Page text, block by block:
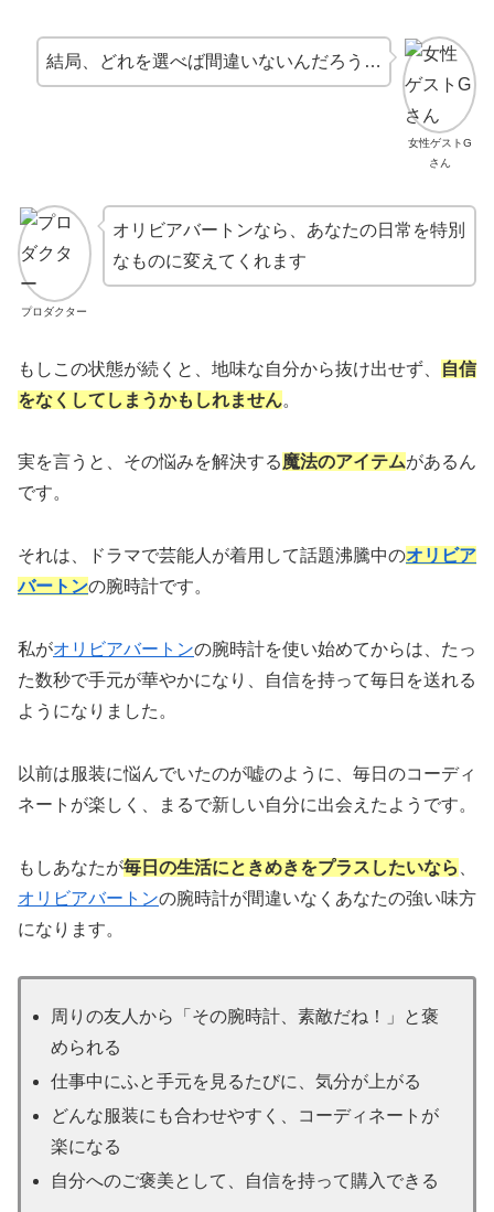
女性ゲストG
さん
結局、どれを選べば間違いないんだろう…
プロダクター
オリビアバートンなら、あなたの日常を特別
なものに変えてくれます
もしこの状態が続くと、地味な自分から抜け出せず、
自信
をなくしてしまうかもしれません。
実を言うと、その悩みを解決する魔法のアイテムがあるん
です。
それは、ドラマで芸能人が着用して話題沸騰中のオリビア
バートンの腕時計です。
私がオリビアバートンの腕時計を使い始めてからは、たっ
た数秒で手元が華やかになり、自信を持って毎日を送れる
ようになりました。
以前は服装に悩んでいたのが嘘のように、毎日のコーディ
ネートが楽しく、まるで新しい自分に出会えたようです。
もしあなたが毎日の生活にときめきをプラスしたいなら
オリビアバートンの腕時計が間違いなくあなたの強い味方
になります。
周りの友人から「その腕時計、素敵だね！」と褒
められる
仕事中にふと手元を見るたびに、気分が上がる
どんな服装にも合わせやすく、コーディネートが
楽になる
自分へのご褒美として、自信を持って購入できる